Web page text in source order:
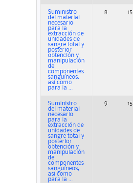
Suministro
del material
necesario
para la
extracción de
unidades de
sangre total y
posterior
obtención y
manipulación
de
componentes
sanguíneos,
así como
para la ...
8
Suministro
del material
necesario
para la
extracción de
unidades de
sangre total y
posterior
obtención y
manipulación
de
componentes
sanguíneos,
así como
para la ...
9